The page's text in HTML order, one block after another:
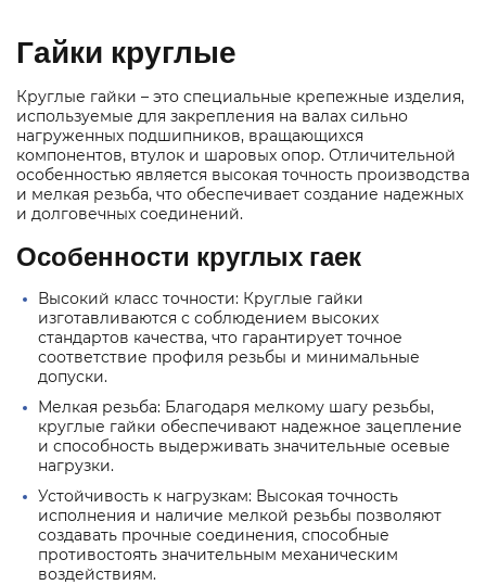
Гайки круглые
Круглые гайки – это специальные крепежные изделия,
используемые для закрепления на валах сильно
нагруженных подшипников, вращающихся
компонентов, втулок и шаровых опор. Отличительной
особенностью является высокая точность производства
и мелкая резьба, что обеспечивает создание надежных
и долговечных соединений.
Особенности круглых гаек
Высокий класс точности: Круглые гайки
изготавливаются с соблюдением высоких
стандартов качества, что гарантирует точное
соответствие профиля резьбы и минимальные
допуски.
Мелкая резьба: Благодаря мелкому шагу резьбы,
круглые гайки обеспечивают надежное зацепление
и способность выдерживать значительные осевые
нагрузки.
Устойчивость к нагрузкам: Высокая точность
исполнения и наличие мелкой резьбы позволяют
создавать прочные соединения, способные
противостоять значительным механическим
воздействиям.